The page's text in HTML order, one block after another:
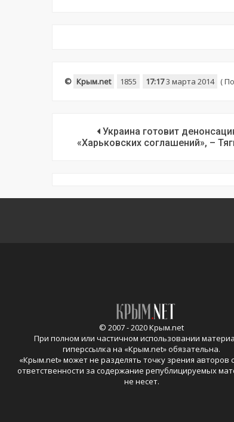
© Крым.net 1855 17:173 марта 2014 (
Украина готовит
«Харьковских соглашений», –
© 2007 - 2020 Крым.net
При полном или частичном использовании
гиперссылка на «Крым.net» обязательна.
«Крым.net» может не разделять точку зрения авторов
ответственности за содержание републицируемых
не несет.